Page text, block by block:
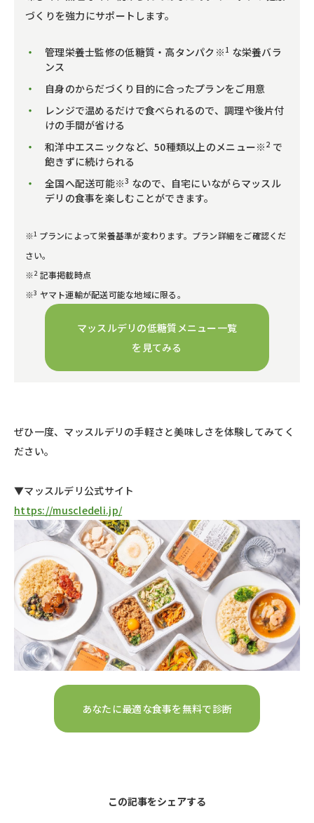
づくりを強力にサポートします。
管理栄養士監修の低糖質・高タンパク※ 1 な栄養バラ
ンス
自身のからだづくり目的に合ったプランをご用意
レンジで温めるだけで食べられるので、調理や後片付
けの手間が省ける
和洋中エスニックなど、50種類以上のメニュー※ 2 で
飽きずに続けられる
全国へ配送可能※3 なので、自宅にいながらマッスル
デリの食事を楽しむことができます。
※1 プランによって栄養基準が変わります。プラン詳細をご確認くだ
さい。
※2記事掲載時点
※3 ヤマト運輸が配送可能な地域に限る。
マッスルデリの低糖質メニュー一覧
を見てみる
ぜひ一度、マッスルデリの手軽さと美味しさを体験してみてく
ださい。
▼マッスルデリ公式サイト
https://muscledeli.jp/
あなたに最適な食事を無料で診断
この記事をシェアする